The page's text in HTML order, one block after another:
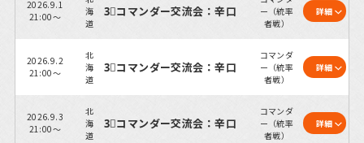
2026.9.1
21:00～
海
道
3⃣コマンダー交流会：辛口
ー（統率
者戦）
詳細
2026.9.2
21:00～
北
海
道
3⃣コマンダー交流会：辛口
コマンダ
ー（統率
者戦）
詳細
2026.9.3
21:00～
北
海
道
3⃣コマンダー交流会：辛口
コマンダ
ー（統率
者戦）
詳細